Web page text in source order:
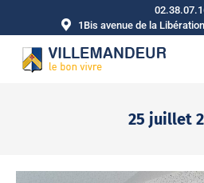
1Bis avenue de la
25 juillet